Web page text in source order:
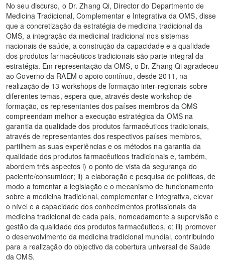
No seu discurso, o Dr. Zhang Qi, Director do Departmento de
Medicina Tradicional, Complementar e Integrativa da OMS, disse
que a concretização da estratégia de medicina tradicional da
OMS, a integração da medicinal tradicional nos sistemas
nacionais de saúde, a construção da capacidade e a qualidade
dos produtos farmacêuticos tradicionais são parte integral da
estratégia. Em representação da OMS, o Dr. Zhang Qi agradeceu
ao Governo da RAEM o apoio contínuo, desde 2011, na
realização de 13 workshops de formação inter-regionais sobre
diferentes temas, espera que, através deste workshop de
formação, os representantes dos países membros da OMS
compreendam melhor a execução estratégica da OMS na
garantia da qualidade dos produtos farmacêuticos tradicionais,
através de representantes dos respectivos países membros,
partilhem as suas experiências e os métodos na garantia da
qualidade dos produtos farmacêuticos tradicionais e, também,
abordem três aspectos i) o ponto de vista da segurança do
paciente/consumidor; ii) a elaboração e pesquisa de políticas, de
modo a fomentar a legislação e o mecanismo de funcionamento
sobre a medicina tradicional, complementar e integrativa, elevar
o nível e a capacidade dos conhecimentos profissionais da
medicina tradicional de cada país, nomeadamente a supervisão e
gestão da qualidade dos produtos farmacêuticos, e; iii) promover
o desenvolvimento da medicina tradicional mundial, contribuindo
para a realização do objectivo da cobertura universal de Saúde
da OMS.